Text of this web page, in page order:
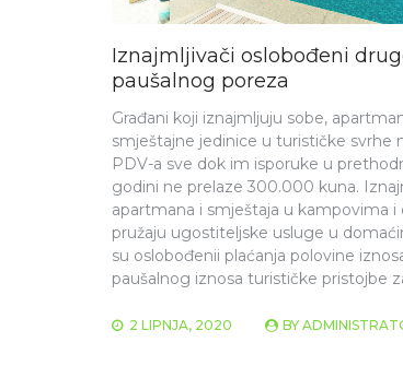
Iznajmljivači oslobođeni
paušalnog poreza
Građani koji iznajmljuju sobe,
smještajne jedinice u turističke svrhe
PDV-a sve dok im isporuke u
godini ne prelaze 300.000 kuna.
apartmana i smještaja u kampovima i
pružaju ugostiteljske usluge u
su oslobođenii plaćanja polovine
paušalnog iznosa turističke pristojbe
2 LIPNJA, 2020 BY
Daljnji razvoji – EU
pokreće turizam
ADMINISTRATOR
SEMINARI I
POZIV:
19